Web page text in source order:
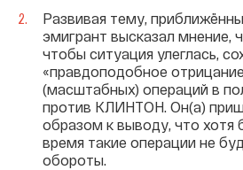
Развивая тему,
эмигрант высказал мнение,
чтобы ситуация улеглась,
«правдоподобное
(масштабных) операций в
против КЛИНТОН. Он(а)
образом к выводу, что
время такие операции не
обороты.